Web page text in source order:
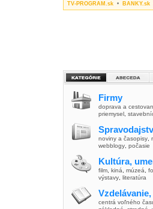
TV-PROGRAM.sk • BANKY.sk
Firmy
doprava a
priemysel
noviny a časopisy
webblogy počasie
Kultúra,
film kiná múzeá
výstavy literatúra
centrá voľného